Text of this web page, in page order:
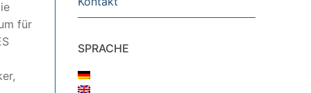
für
SPRACHE